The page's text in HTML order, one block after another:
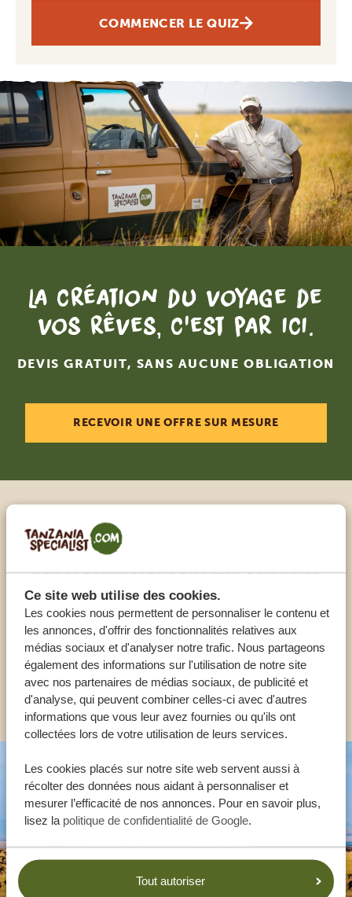
Ce site web utilise des cookies.
Les cookies nous permettent de personnaliser le contenu et
les annonces, d'offrir des fonctionnalités relatives aux
médias sociaux et d'analyser notre trafic. Nous partageons
également des informations sur l'utilisation de notre site
avec nos partenaires de médias sociaux, de publicité et
d'analyse, qui peuvent combiner celles-ci avec d'autres
informations que vous leur avez fournies ou qu'ils ont
collectées lors de votre utilisation de leurs services.
Les cookies placés sur notre site web servent aussi à
récolter des données nous aidant à personnaliser et
mesurer l’efficacité de nos annonces. Pour en savoir plus,
lisez la politique de confidentialité de Google.
Tout autoriser
COMMENCER LE QUIZ
La création du voyage de
vos rêves, c'est par ici.
DEVIS GRATUIT, SANS AUCUNE OBLIGATION
RECEVOIR UNE OFFRE SUR MESURE
Appeler un expert
NOS SPÉCIALISTES SONT LÀ POUR VOUS
AIDER
FR:+33 257 28 0079
AUTRES PAYS